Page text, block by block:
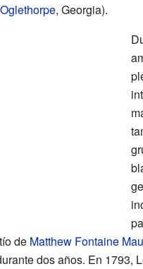
, Georgia).
de Matthew Fontaine
dos años. En 1793,